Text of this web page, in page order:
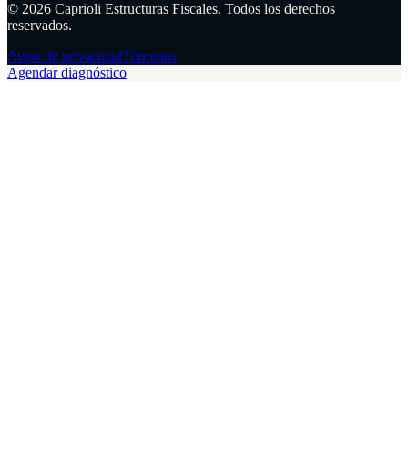
© 2026 Caprioli Estructuras Fiscales. Todos los derechos
reservados.
Aviso de privacidadTérminos
Agendar diagnóstico